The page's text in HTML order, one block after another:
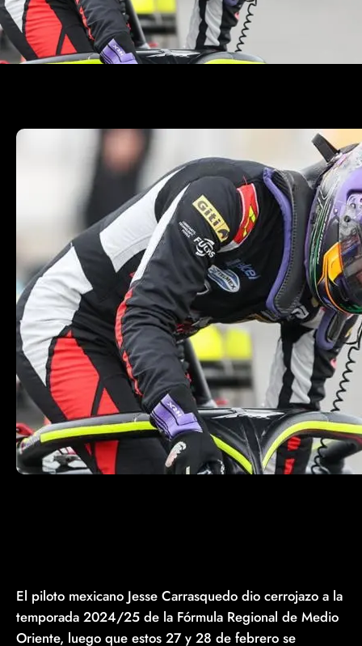
El piloto mexicano Jesse Carrasquedo dio cerrojazo a la
temporada 2024/25 de la Fórmula Regional de Medio
Oriente, luego que estos 27 y 28 de febrero se